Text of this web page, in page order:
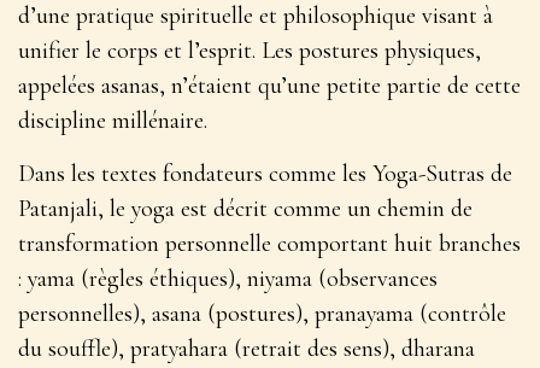
d’une pratique spirituelle et philosophique visant à
unifier le corps et l’esprit. Les postures physiques,
appelées asanas, n’étaient qu’une petite partie de cette
discipline millénaire.
Dans les textes fondateurs comme les Yoga-Sutras de
Patanjali, le yoga est décrit comme un chemin de
transformation personnelle comportant huit branches
: yama (règles éthiques), niyama (observances
personnelles), asana (postures), pranayama (contrôle
du souffle), pratyahara (retrait des sens), dharana